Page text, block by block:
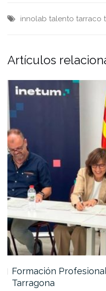
innolab talento tarraco
Artículos
Formación
Tarragona